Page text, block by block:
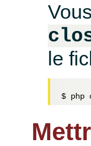
le
$ php